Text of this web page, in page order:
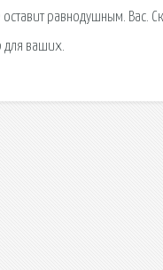
равнодушным. Вас.
для ваших.